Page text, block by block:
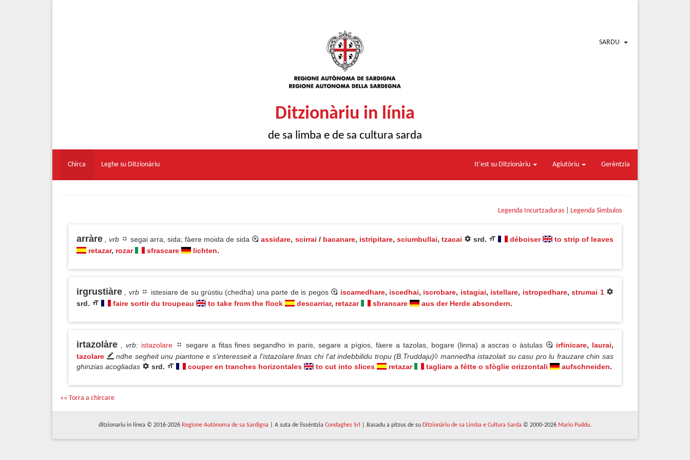
SARDU
Ditzionàriu in línia
de sa limba e de sa cultura sarda
Chirca Leghe su Ditzionàriu It'est su Ditzionàriu Agiutòriu Gerèntzia
Legenda Incurtzaduras Legenda Sìmbulos
arràre , vrb segai arra, sida; fàere moida de sida assidare, scirrai / bacanare, istripitare, sciumbullai, tzacai srd. déboiser
to strip of leaves
retazar, rozar sfrascare lichten.
irgrustiàre , vrb istesiare de su grústiu (chedha) una parte de is pegos iscamedhare, iscedhai, iscrobare, istagiai, istellare, istropedhare,strumai 1
srd.
faire sortir du troupeau to take from the flock descarriar, retazar sbrancare aus der Herde absondern.
irtazolàre , vrb: istazolare segare a fitas fines segandho in paris, segare a pígios, fàere a tazolas, bogare (linna) a ascras o àstulas irfinicare, laurai,
tazolare
ndhe segheit unu piantone e s'interesseit a l'istazolare finas chi l'at indebbilidu tropu (B.Truddaju)◊ mannedha istazolait su casu pro lu frauzare chin sas
ghinzias acogliadas
srd. couper en tranches horizontales to cut into slices retazar tagliare a fétte o sfòglie orizzontali aufschneiden.
«« Torra a chircare
ditzionariu in línea © 2016-2026 Regione Autònoma de sa Sardigna | A suta de lissèntzia Condaghes Srl | Basadu a pitzus de su Ditzionàriu de sa Limba e Cultura Sarda © 2000-2026 Mario Puddu.